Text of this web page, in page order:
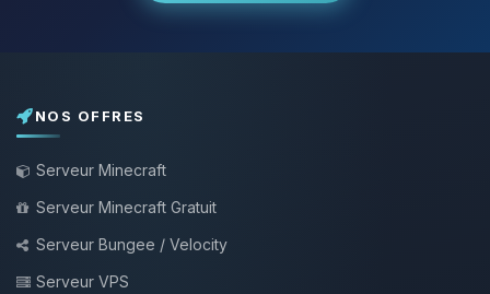
NOS OFFRES
Serveur Minecraft
Serveur Minecraft Gratuit
Serveur Bungee / Velocity
Serveur VPS